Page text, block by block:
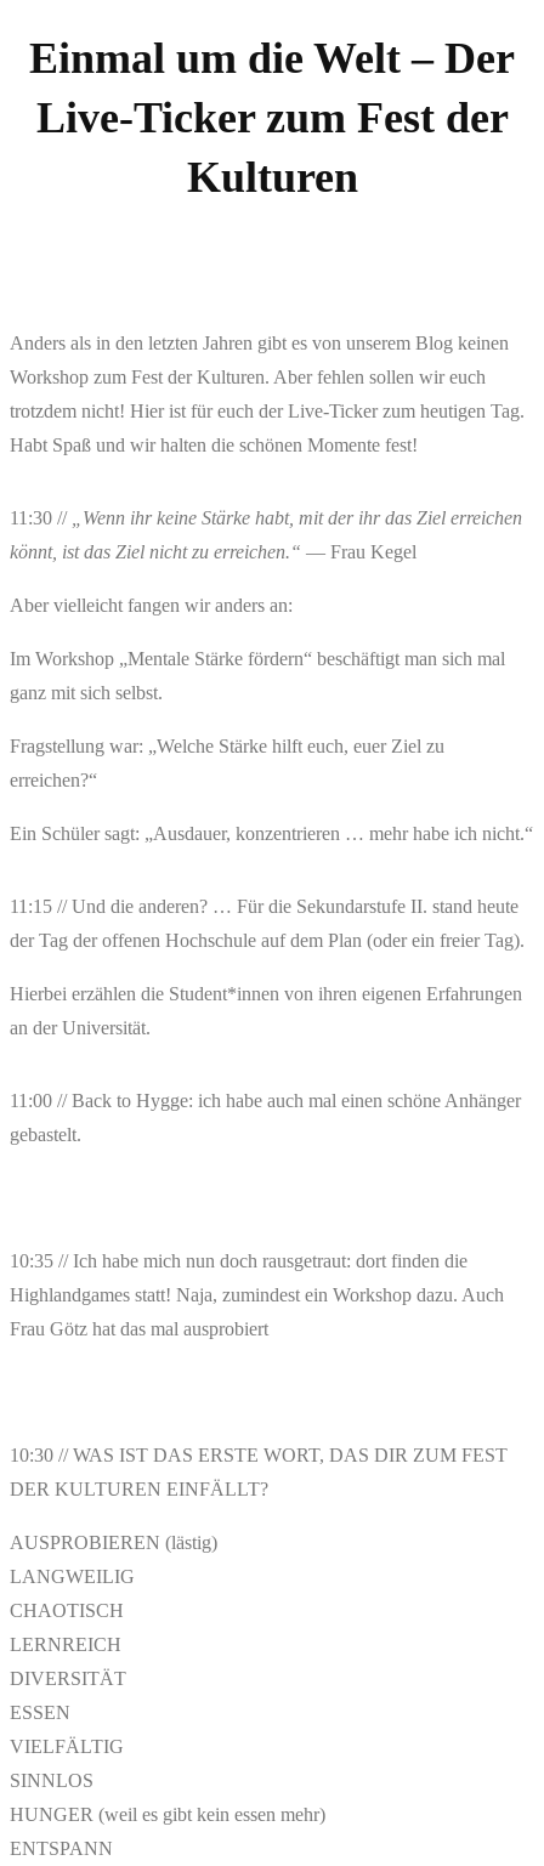
Zum
Inhalt
springen
Einmal um die Welt – Der
Live-Ticker zum Fest der
Kulturen
Anders als in den letzten Jahren gibt es von unserem Blog keinen
Workshop zum Fest der Kulturen. Aber fehlen sollen wir euch
trotzdem nicht! Hier ist für euch der Live-Ticker zum heutigen Tag.
Habt Spaß und wir halten die schönen Momente fest!
11:30 //
„Wenn ihr keine Stärke habt, mit der ihr das Ziel erreichen
könnt, ist das Ziel nicht zu erreichen.“ — Frau Kegel
Aber vielleicht fangen wir anders an:
Im Workshop „Mentale Stärke fördern“ beschäftigt man sich mal
ganz mit sich selbst.
Fragstellung war: „Welche Stärke hilft euch, euer Ziel zu
erreichen?“
Ein Schüler sagt: „Ausdauer, konzentrieren … mehr habe ich nicht.“
11:15 // Und die anderen? … Für die Sekundarstufe II. stand heute
der Tag der offenen Hochschule auf dem Plan (oder ein freier Tag).
Hierbei erzählen die Student*innen von ihren eigenen Erfahrungen
an der Universität.
11:00 // Back to Hygge: ich habe auch mal einen schöne Anhänger
gebastelt.
10:35 // Ich habe mich nun doch rausgetraut: dort finden die
Highlandgames statt! Naja, zumindest ein Workshop dazu. Auch
Frau Götz hat das mal ausprobiert
10:30 // WAS IST DAS ERSTE WORT, DAS DIR ZUM FEST
DER KULTUREN EINFÄLLT?
AUSPROBIEREN (lästig)
LANGWEILIG
CHAOTISCH
LERNREICH
DIVERSITÄT
ESSEN
VIELFÄLTIG
SINNLOS
HUNGER (weil es gibt kein essen mehr)
ENTSPANN